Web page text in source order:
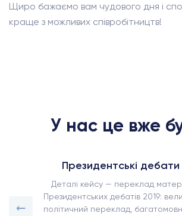
Щиро бажаємо вам чудового дня і
краще з можливих співробітництв!
У нас це вже
Президентські дебати
Деталі кейсу — переклад
Президентських дебатів 2019:
політичний переклад,